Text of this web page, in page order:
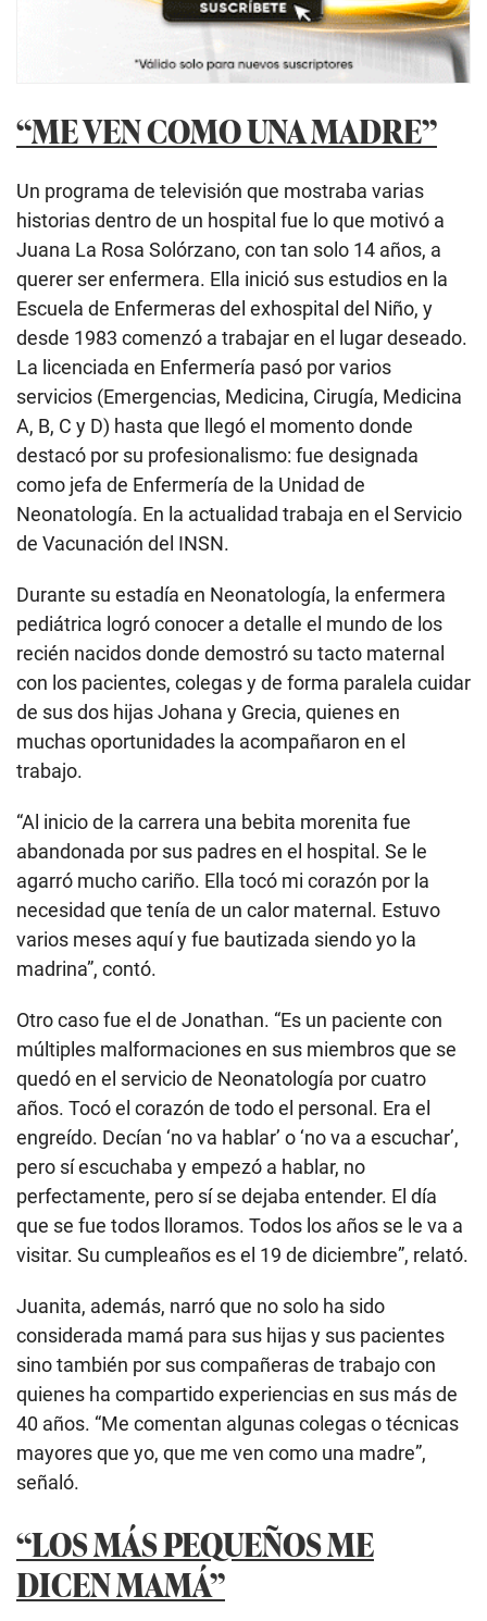
“ME VEN COMO UNA MADRE”
Un programa de televisión que mostraba varias
historias dentro de un hospital fue lo que motivó a
Juana La Rosa Solórzano, con tan solo 14 años, a
querer ser enfermera. Ella inició sus estudios en la
Escuela de Enfermeras del exhospital del Niño, y
desde 1983 comenzó a trabajar en el lugar deseado.
La licenciada en Enfermería pasó por varios
servicios (Emergencias, Medicina, Cirugía, Medicina
A, B, C y D) hasta que llegó el momento donde
destacó por su profesionalismo: fue designada
como jefa de Enfermería de la Unidad de
Neonatología. En la actualidad trabaja en el Servicio
de Vacunación del INSN.
Durante su estadía en Neonatología, la enfermera
pediátrica logró conocer a detalle el mundo de los
recién nacidos donde demostró su tacto maternal
con los pacientes, colegas y de forma paralela cuidar
de sus dos hijas Johana y Grecia, quienes en
muchas oportunidades la acompañaron en el
trabajo.
“Al inicio de la carrera una bebita morenita fue
abandonada por sus padres en el hospital. Se le
agarró mucho cariño. Ella tocó mi corazón por la
necesidad que tenía de un calor maternal. Estuvo
varios meses aquí y fue bautizada siendo yo la
madrina”, contó.
Otro caso fue el de Jonathan. “Es un paciente con
múltiples malformaciones en sus miembros que se
quedó en el servicio de Neonatología por cuatro
años. Tocó el corazón de todo el personal. Era el
engreído. Decían ‘no va hablar’ o ‘no va a escuchar’,
pero sí escuchaba y empezó a hablar, no
perfectamente, pero sí se dejaba entender. El día
que se fue todos lloramos. Todos los años se le va a
visitar. Su cumpleaños es el 19 de diciembre”, relató.
Juanita, además, narró que no solo ha sido
considerada mamá para sus hijas y sus pacientes
sino también por sus compañeras de trabajo con
quienes ha compartido experiencias en sus más de
40 años. “Me comentan algunas colegas o técnicas
mayores que yo, que me ven como una madre”,
señaló.
“LOS MÁS PEQUEÑOS ME
DICEN MAMÁ”